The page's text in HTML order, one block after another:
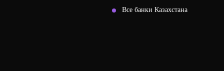
Все банки Казахстана